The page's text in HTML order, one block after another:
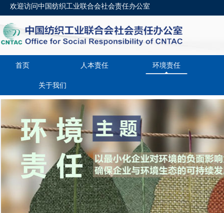
欢迎访问中国纺织工业联合会社会责任办公室
首页 人本责任 环境责任
关于我们